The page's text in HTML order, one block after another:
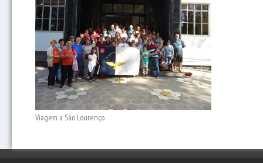
Viagem a São Lourenço